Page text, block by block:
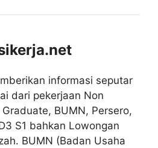
informasi seputar
dari pekerjaan Non
BUMN, Persero,
S1 bahkan Lowongan
BUMN (Badan Usaha